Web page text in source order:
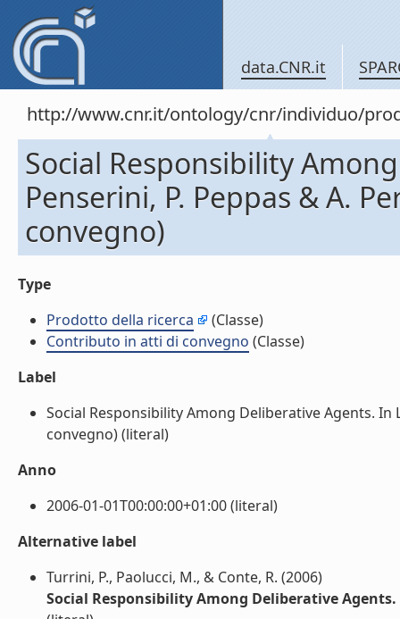
data.CNR.it
http://www.cnr.it/ontology/cnr/individuo/
Social Responsibility
Penserini, P. Peppas & A.
convegno)
Type
Prodotto della ricerca
(Classe)
Contributo in atti di convegno (Classe)
Label
Social Responsibility Among Deliberative Agents. In
convegno) (literal)
Anno
2006-01-01T00:00:00+01:00 (literal)
Alternative label
Turrini, P., Paolucci, M., & Conte, R. (2006)
Social Responsibility Among Deliberative Agents.